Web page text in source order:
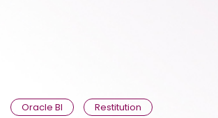
Oracle BI Restitution